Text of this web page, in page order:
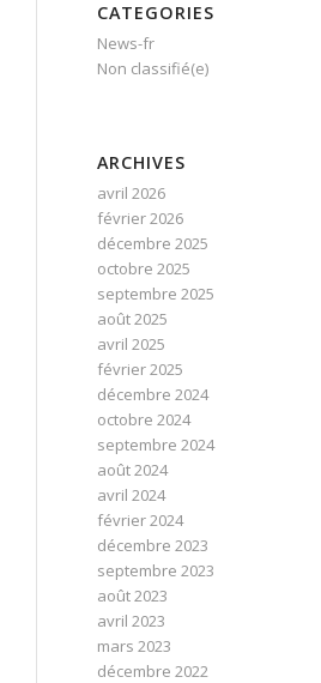
CATEGORIES
News-fr
Non classifié(e)
ARCHIVES
avril 2026
février 2026
décembre 2025
octobre 2025
septembre 2025
août 2025
avril 2025
février 2025
décembre 2024
octobre 2024
septembre 2024
août 2024
avril 2024
février 2024
décembre 2023
septembre 2023
août 2023
avril 2023
mars 2023
décembre 2022